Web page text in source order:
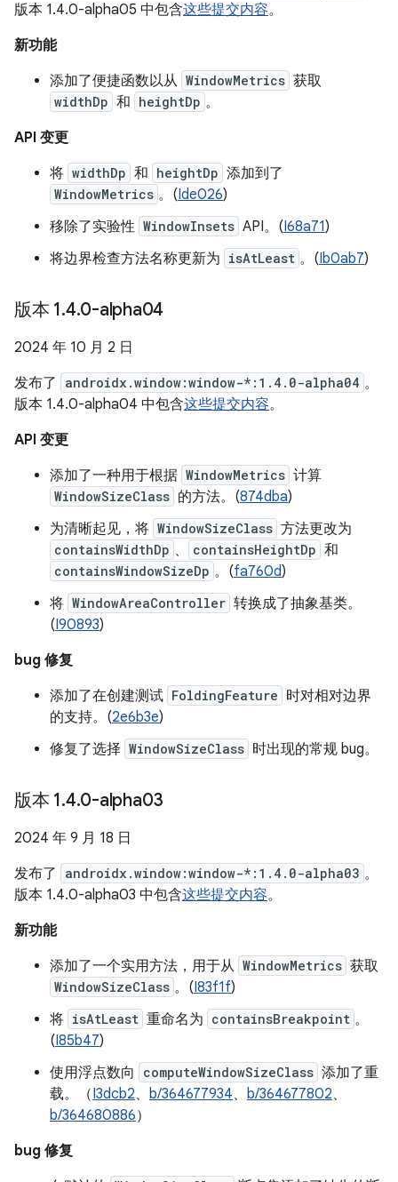
版本 1.4.0-alpha05 中包含这些提交内容。
新功能
添加了便捷函数以从 WindowMetrics 获取
widthDp 和 heightDp 。
API 变更
将 widthDp 和 heightDp 添加到了
WindowMetrics 。(Ide026)
移除了实验性 WindowInsets API。(I68a71)
将边界检查方法名称更新为 isAtLeast 。(Ib0ab7)
版本 1.4.0-alpha04
2024 年 10 月 2 日
发布了
androidx.window:window-*:1.4.0-alpha04 。
版本 1.4.0-alpha04 中包含这些提交内容。
API 变更
添加了一种用于根据 WindowMetrics 计算
WindowSizeClass 的方法。(874dba)
为清晰起见，将 WindowSizeClass 方法更改为
containsWidthDp 、 containsHeightDp 和
containsWindowSizeDp 。(fa760d)
将 WindowAreaController 转换成了抽象基类。
(I90893)
bug 修复
添加了在创建测试 FoldingFeature 时对相对边界
的支持。(2e6b3e)
修复了选择 WindowSizeClass 时出现的常规 bug。
版本 1.4.0-alpha03
2024 年 9 月 18 日
发布了
androidx.window:window-*:1.4.0-alpha03 。
版本 1.4.0-alpha03 中包含这些提交内容。
新功能
添加了一个实用方法，用于从 WindowMetrics 获取
WindowSizeClass 。(I83f1f)
将 isAtLeast 重命名为 containsBreakpoint 。
(I85b47)
使用浮点数向
computeWindowSizeClass 添加了重
载。（I3dcb2、 b/364677934、 b/364677802、
b/364680886）
bug 修复